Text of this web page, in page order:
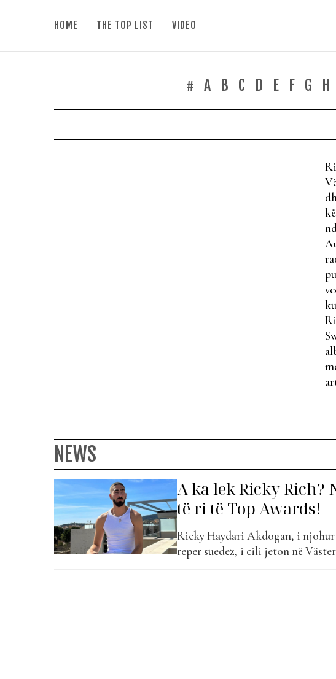
HOME THE TOP LIST VIDEO
# A B C D E F G H
NEWS
A ka lek Ricky
të ri të Top Awards!
Ricky Haydari Akdogan, i
reper suedez, i cili jeton në